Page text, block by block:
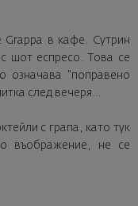
Grappa в кафе. Сутрин
шот еспресо. Това се
означава "поправено
след вечеря…
с грапа, като тук
въображение, не се